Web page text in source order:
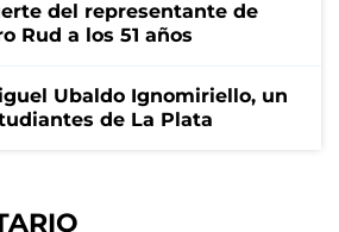
del representante de
Rud a los 51 años
Ubaldo Ignomiriello, un
de La Plata